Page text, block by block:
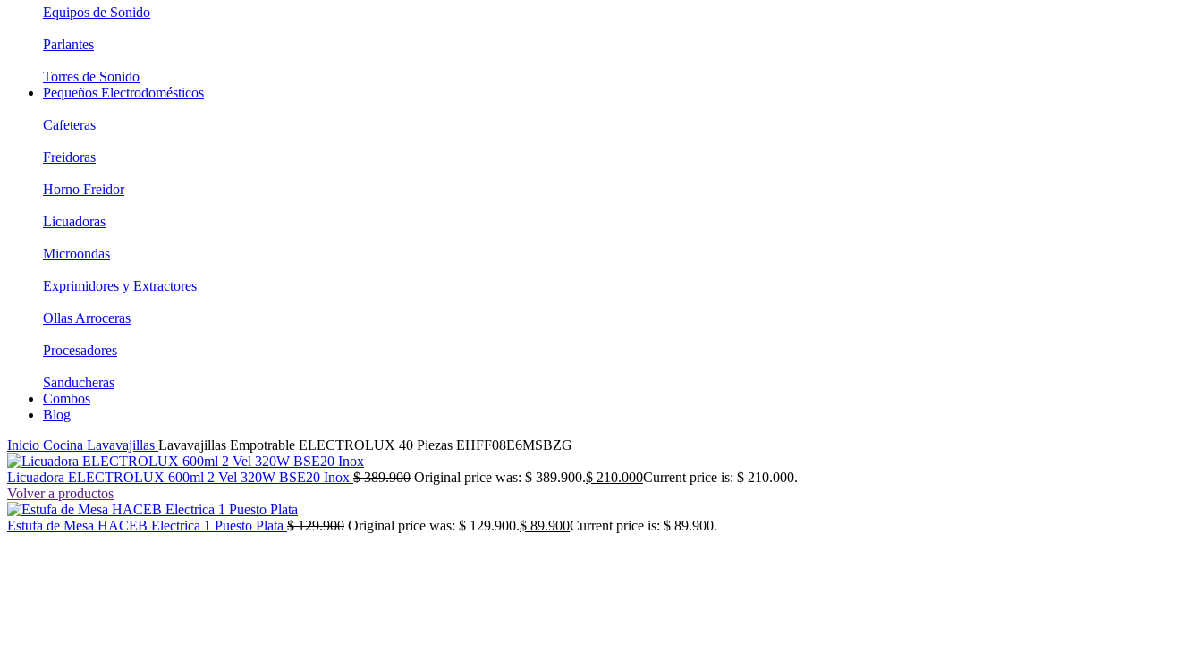
Equipos de Sonido
Parlantes
Torres de Sonido
Pequeños Electrodomésticos
Cafeteras
Freidoras
Horno Freidor
Licuadoras
Microondas
Exprimidores y Extractores
Ollas Arroceras
Procesadores
Sanducheras
Combos
Blog
Inicio Cocina Lavavajillas Lavavajillas Empotrable ELECTROLUX 40 Piezas EHFF08E6MSBZG
Licuadora ELECTROLUX 600ml 2 Vel 320W BSE20 Inox $389.900 Original price was: $ 389.900.$ 210.000Current price is: $ 210.000.
Volver a productos
Estufa de Mesa HACEB Electrica 1 Puesto Plata $129.900 Original price was: $ 129.900.$ 89.900Current price is: $ 89.900.